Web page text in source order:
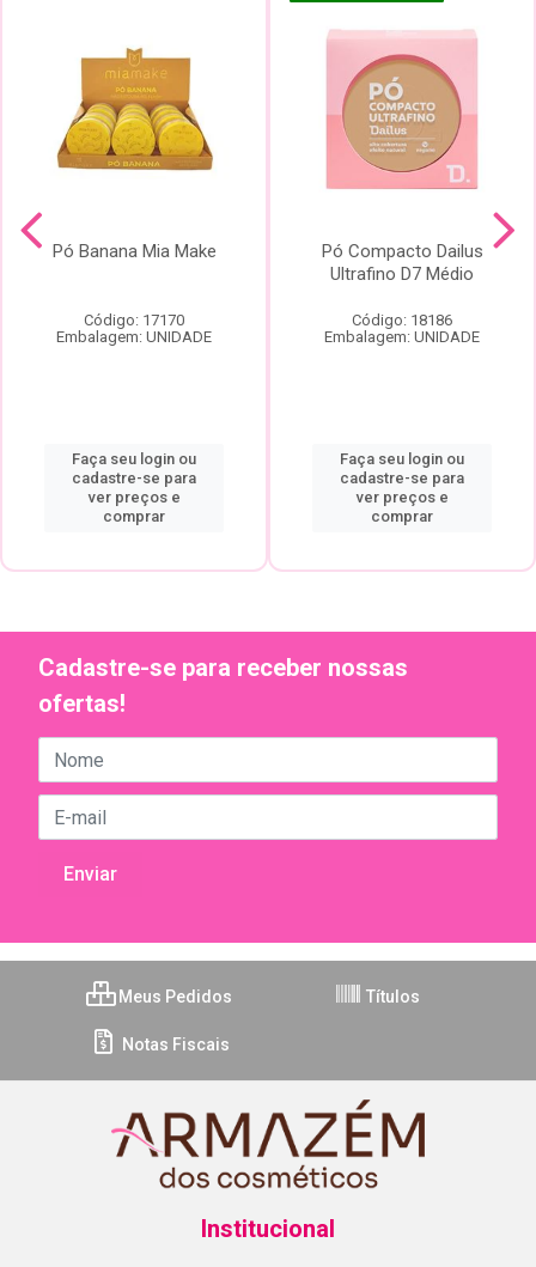
Pó Banana Mia Make
Código: 17170
Embalagem: UNIDADE
Faça seu login ou
cadastre-se para
ver preços e
comprar
Pó Compacto Dailus
Ultrafino D7 Médio
Código: 18186
Embalagem: UNIDADE
Faça seu login ou
cadastre-se para
ver preços e
comprar
Cadastre-se para receber nossas
ofertas!
Meus Pedidos Títulos
Notas Fiscais
Institucional